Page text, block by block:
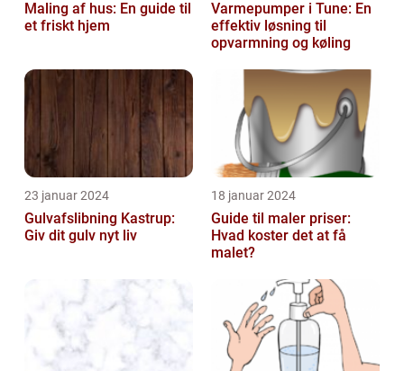
Maling af hus: En guide til
et friskt hjem
Varmepumper i Tune: En
effektiv løsning til
opvarmning og køling
23 januar 2024
Gulvafslibning Kastrup:
Giv dit gulv nyt liv
18 januar 2024
Guide til maler priser:
Hvad koster det at få
malet?